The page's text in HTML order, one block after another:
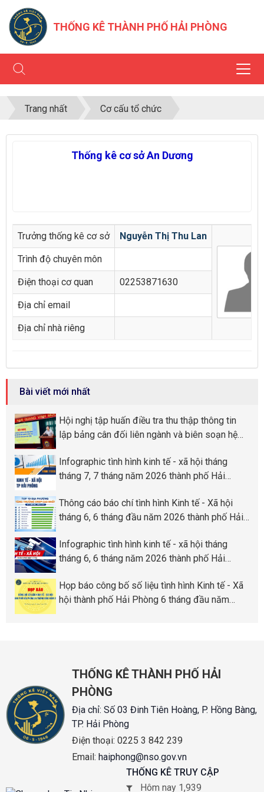
THỐNG KÊ THÀNH PHỐ HẢI PHÒNG
Trang nhất Cơ cấu tổ chức
Thống kê cơ sở An Dương
Trưởng thống kê cơ sở Nguyễn Thị Thu Lan
Trình độ chuyên môn
Điện thoại cơ quan 02253871630
Địa chỉ email
Địa chỉ nhà riêng
Bài viết mới nhất
Hội nghị tập huấn điều tra thu thập thông tin
lập bảng cân đối liên ngành và biên soạn hệ
Infographic tình hình kinh tế - xã hội tháng
tháng 7, 7 tháng năm 2026 thành phố Hải
Thông cáo báo chí tình hình Kinh tế - Xã hội
tháng 6, 6 tháng đầu năm 2026 thành phố Hải
Infographic tình hình kinh tế - xã hội tháng
tháng 6, 6 tháng năm 2026 thành phố Hải
Họp báo công bố số liệu tình hình Kinh tế - Xã
hội thành phố Hải Phòng 6 tháng đầu năm
THỐNG KÊ THÀNH PHỐ HẢI
PHÒNG
Địa chỉ: Số 03 Đinh Tiên Hoàng, P. Hồng Bàng,
TP. Hải Phòng
Điện thoại: 0225 3 842 239
Email: haiphong@nso.gov.vn
THỐNG KÊ TRUY CẬP
Hôm nay 1,939